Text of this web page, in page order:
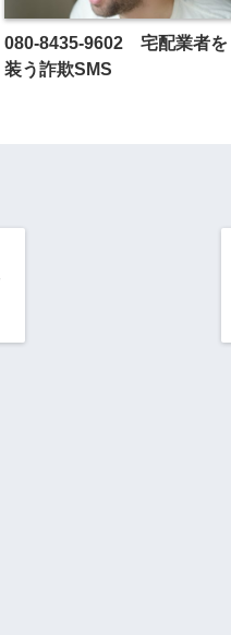
080-8435-9602 宅配業者を
装う詐欺SMS